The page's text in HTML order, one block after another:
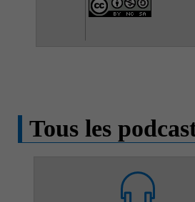
Tous les